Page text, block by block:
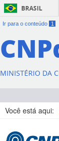
BRASIL
Ir para o conteúdo 1
MINISTÉRIO DA
Você está aqui: